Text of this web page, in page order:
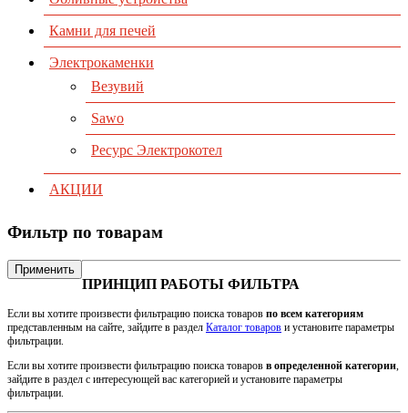
Камни для печей
Электрокаменки
Везувий
Sawo
Ресурс Электрокотел
АКЦИИ
Фильтр по товарам
Применить
ПРИНЦИП РАБОТЫ ФИЛЬТРА
Если вы хотите произвести фильтрацию поиска товаров по всем категориям
представленным на сайте, зайдите в раздел Каталог товаров и установите параметры
фильтрации.
Если вы хотите произвести фильтрацию поиска товаров в определенной категории,
зайдите в раздел с интересующей вас категорией и установите параметры
фильтрации.